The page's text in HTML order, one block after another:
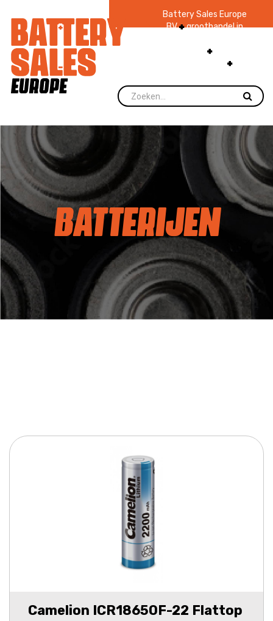
Battery Sales Europe
BV groothandel in
zaklampen Ruim 48
jaar ervaring
voorraad.
BATTERIJEN
Camelion ICR18650F-22 Flattop